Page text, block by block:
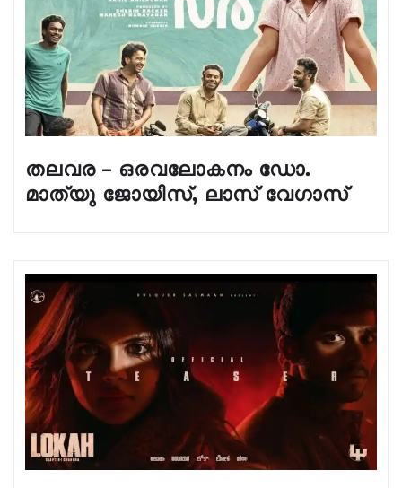
തലവര – ഒരവലോകനം ഡോ.
മാത്യു ജോയിസ്, ലാസ്‌ വേഗാസ്